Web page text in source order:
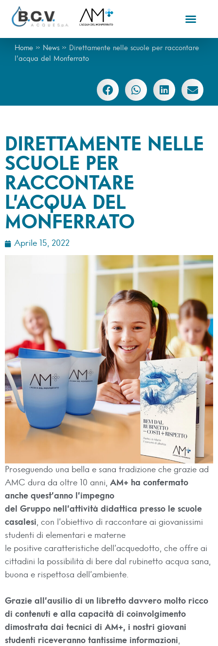
Home » News » Direttamente nelle scuole per raccontare
l’acqua del Monferrato
DIRETTAMENTE NELLE
SCUOLE PER
RACCONTARE
L’ACQUA DEL
MONFERRATO
Aprile 15, 2022
Proseguendo una bella e sana tradizione che grazie ad
AMC dura da oltre 10 anni, AM+ ha confermato
anche quest’anno l’impegno
del Gruppo nell’attività didattica presso le scuole
casalesi, con l’obiettivo di raccontare ai giovanissimi
studenti di elementari e materne
le positive caratteristiche dell’acquedotto, che offre ai
cittadini la possibilità di bere dal rubinetto acqua sana,
buona e rispettosa dell’ambiente.
Grazie all’ausilio di un libretto davvero molto ricco
di contenuti e alla capacità di coinvolgimento
dimostrata dai tecnici di AM+, i nostri giovani
studenti riceveranno tantissime informazioni,